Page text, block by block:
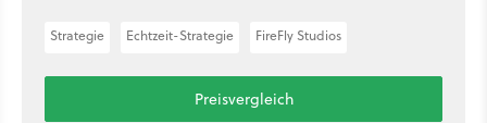
Strategie Echtzeit-Strategie FireFly Studios
Preisvergleich